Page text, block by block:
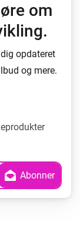
om
opdateret
og mere.